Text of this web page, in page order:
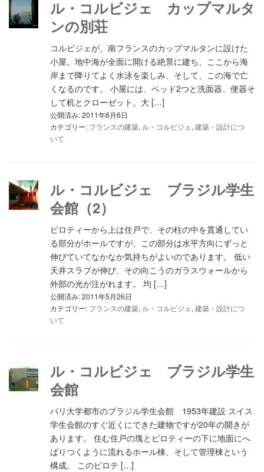
ル・コルビジェ カップマルタ
ンの別荘
コルビジェが、南フランスのカップマルタンに設けた
小屋。地中海が全面に開ける絶景に建ち、ここから海
岸まで降りてよく水泳を楽しみ、そして、この海で亡
くなるのです。 小屋には、ベッド2つと洗面器、便器そ
して机とクローゼット。大 […]
公開済み: 2011年6月6日
カテゴリー: フランスの建築, ル・コルビジェ, 建築・設計につ
いて
ル・コルビジェ ブラジル学生
会館（2）
ピロティーから上は住戸で、その柱の中を貫通してい
る部分がホールですが、この部分は水平方向にずっと
伸びていてなかなか気持ちがよいのであります。 低い
天井スラブが伸び、その向こうのガラスウォールから
外部の光が注がれます。 均 […]
公開済み: 2011年5月26日
カテゴリー: フランスの建築, ル・コルビジェ, 建築・設計につ
いて
ル・コルビジェ ブラジル学生
会館
パリ大学都市のブラジル学生会館 1953年建設 スイス
学生会館のすぐ近くにできた建物ですが20年の開きが
あります。 住む住戸の塊とピロティーの下に地面にへ
ばりつくように流れるホール棟、そして管理棟という
構成。 このピロテ […]